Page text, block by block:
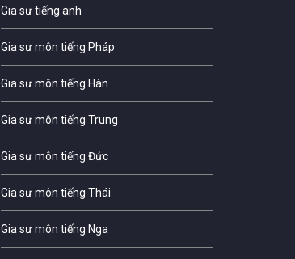
Gia sư tiếng anh
Gia sư môn tiếng Pháp
Gia sư môn tiếng Hàn
Gia sư môn tiếng Trung
Gia sư môn tiếng Đức
Gia sư môn tiếng Thái
Gia sư môn tiếng Nga